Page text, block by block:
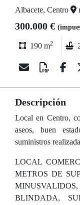
Albacete, Centro
300.000 €
190 m2
Descripción
Local en Centro,
aseos, buen
suministros
LOCAL
METROS DE
BLINDADA,